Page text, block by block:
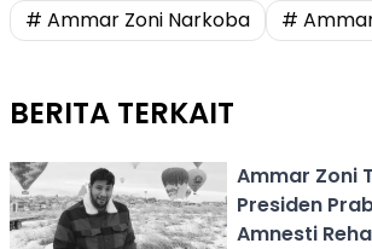
# Ammar Zoni Narkoba
#
BERITA TERKAIT
Ammar Zoni
Presiden
Amnesti